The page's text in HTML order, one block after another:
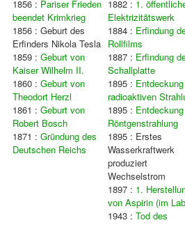
1856 : Pariser Frieden
beendet Krimkrieg
1856 : Geburt des
Erfinders Nikola Tesla
1859 : Geburt von
Kaiser Wilhelm II.
1860 : Geburt von
Theodort Herzl
1861 : Geburt von
Robert Bosch
1871 : Gründung des
Deutschen Reichs
1882 : 1.
Elektrizitätswerk
1884 : Erfindung
Rollfilms
1887 : Erfindung
Schallplatte
1895 :
radioaktiven
1895 :
Röntgenstrahlung
1895 : Erstes
Wasserkraftwerk
produziert
Wechselstrom
1897 : 1.
von Aspirin (im
1943 : Tod des